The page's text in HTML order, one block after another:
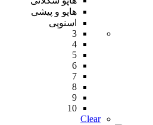
هاپو و پیشی
اسنوپی
3
4
5
6
7
8
9
10
Clear